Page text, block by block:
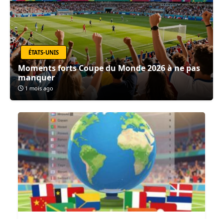
ÉTATS-UNIS
Moments forts Coupe du Monde 2026 à ne pas
manquer
1 mois ago